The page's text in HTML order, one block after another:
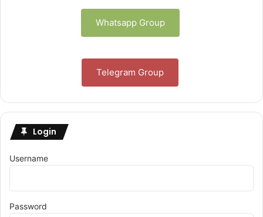
Whatsapp Group
Telegram Group
Login
Username
Password